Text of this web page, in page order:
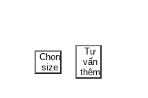
Chọn
size
Tư
vấn
thêm